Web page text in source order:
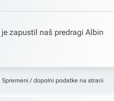
zapustil naš predragi Albin
Spremeni / dopolni podatke na strani